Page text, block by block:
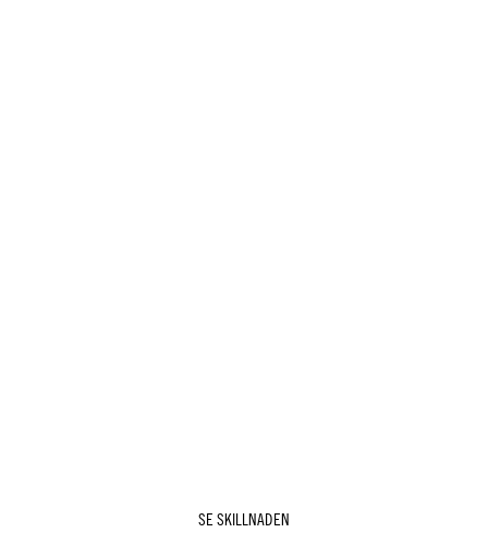
SE SKILLNADEN